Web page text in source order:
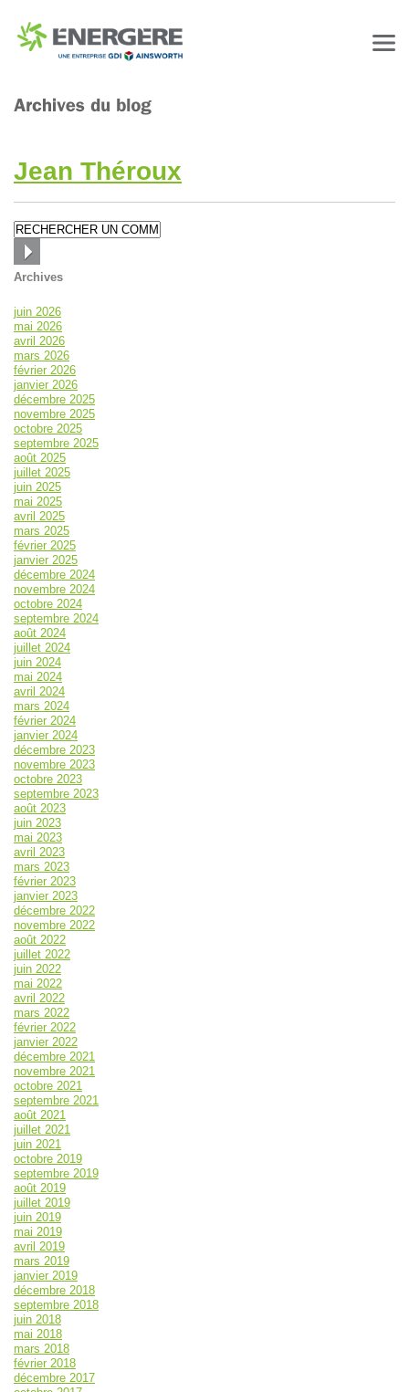
Jean Théroux
Archives
juin 2026
mai 2026
avril 2026
mars 2026
février 2026
janvier 2026
décembre 2025
novembre 2025
octobre 2025
septembre 2025
août 2025
juillet 2025
juin 2025
mai 2025
avril 2025
mars 2025
février 2025
janvier 2025
décembre 2024
novembre 2024
octobre 2024
septembre 2024
août 2024
juillet 2024
juin 2024
mai 2024
avril 2024
mars 2024
février 2024
janvier 2024
décembre 2023
novembre 2023
octobre 2023
septembre 2023
août 2023
juin 2023
mai 2023
avril 2023
mars 2023
février 2023
janvier 2023
décembre 2022
novembre 2022
août 2022
juillet 2022
juin 2022
mai 2022
avril 2022
mars 2022
février 2022
janvier 2022
décembre 2021
novembre 2021
octobre 2021
septembre 2021
août 2021
juillet 2021
juin 2021
octobre 2019
septembre 2019
août 2019
juillet 2019
juin 2019
mai 2019
avril 2019
mars 2019
janvier 2019
décembre 2018
septembre 2018
juin 2018
mai 2018
mars 2018
février 2018
décembre 2017